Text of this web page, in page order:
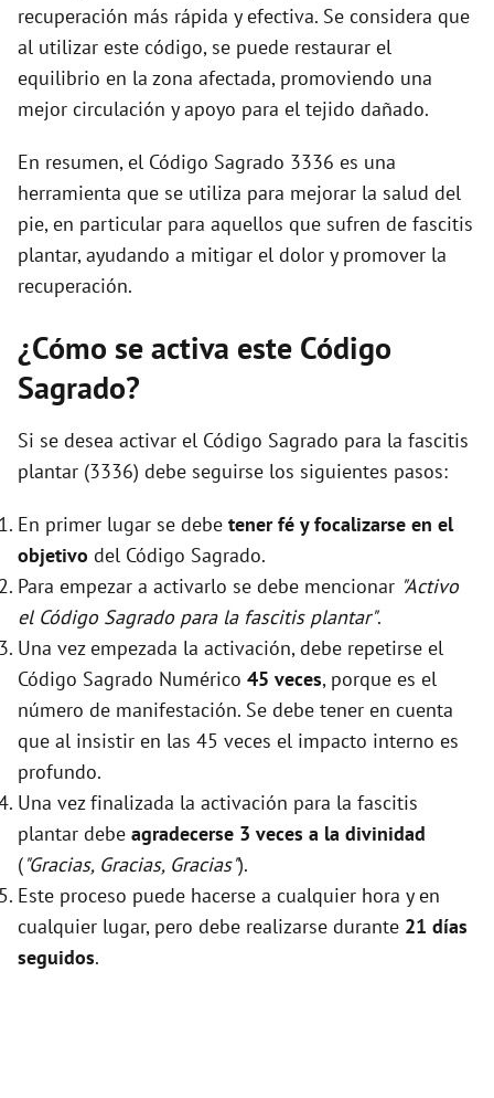
recuperación más rápida y efectiva. Se considera que
al utilizar este código, se puede restaurar el
equilibrio en la zona afectada, promoviendo una
mejor circulación y apoyo para el tejido dañado.
En resumen, el Código Sagrado 3336 es una
herramienta que se utiliza para mejorar la salud del
pie, en particular para aquellos que sufren de fascitis
plantar, ayudando a mitigar el dolor y promover la
recuperación.
¿Cómo se activa este Código
Sagrado?
Si se desea activar el Código Sagrado para la fascitis
plantar (3336) debe seguirse los siguientes pasos:
En primer lugar se debe tener fé y focalizarse en el
objetivo del Código Sagrado.
Para empezar a activarlo se debe mencionar "Activo
el Código Sagrado para la fascitis plantar".
Una vez empezada la activación, debe repetirse el
Código Sagrado Numérico 45 veces, porque es el
número de manifestación. Se debe tener en cuenta
que al insistir en las 45 veces el impacto interno es
profundo.
Una vez finalizada la activación para la fascitis
plantar debe agradecerse 3 veces a la divinidad
("Gracias, Gracias, Gracias").
Este proceso puede hacerse a cualquier hora y en
cualquier lugar, pero debe realizarse durante 21 días
seguidos.